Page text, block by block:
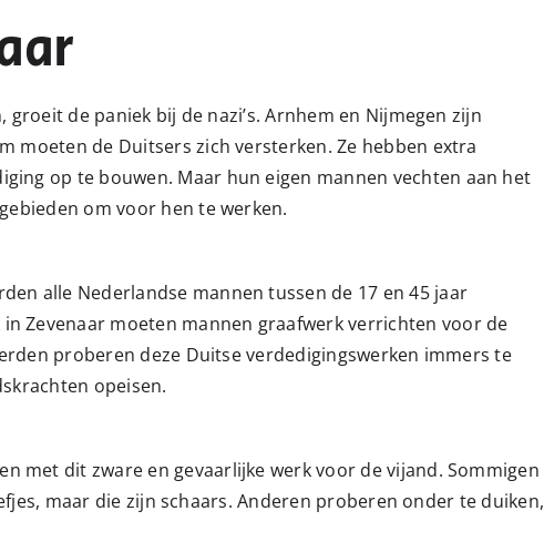
de paniek bij de nazi’s. Arnhem en Nijmegen zijn
moeten de Duitsers zich versterken. Ze hebben extra
op te bouwen. Maar hun eigen mannen vechten aan het
om voor hen te werken.
alle Nederlandse mannen tussen de 17 en 45 jaar
Zevenaar moeten mannen graafwerk verrichten voor de
proberen deze Duitse verdedigingswerken immers te
opeisen.
met dit zware en gevaarlijke werk voor de vijand. Sommigen
maar die zijn schaars. Anderen proberen onder te duiken,